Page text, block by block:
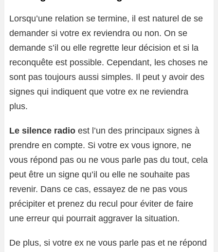
Lorsqu’une relation se termine, il est naturel de se
demander si votre ex reviendra ou non. On se
demande s’il ou elle regrette leur décision et si la
reconquête est possible. Cependant, les choses ne
sont pas toujours aussi simples. Il peut y avoir des
signes qui indiquent que votre ex ne reviendra
plus.
Le silence radio est l’un des principaux signes à
prendre en compte. Si votre ex vous ignore, ne
vous répond pas ou ne vous parle pas du tout, cela
peut être un signe qu’il ou elle ne souhaite pas
revenir. Dans ce cas, essayez de ne pas vous
précipiter et prenez du recul pour éviter de faire
une erreur qui pourrait aggraver la situation.
De plus, si votre ex ne vous parle pas et ne répond